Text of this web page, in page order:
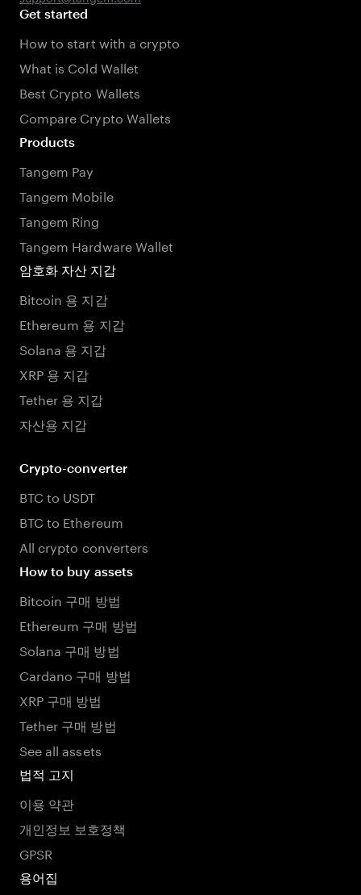
Get started
How to start with a crypto
What is Cold Wallet
Best Crypto Wallets
Compare Crypto Wallets
Products
Tangem Pay
Tangem Mobile
Tangem Ring
Tangem Hardware Wallet
암호화 자산 지갑
Bitcoin 용 지갑
Ethereum 용 지갑
Solana 용 지갑
XRP 용 지갑
Tether 용 지갑
자산용 지갑
Crypto-converter
BTC to USDT
BTC to Ethereum
All crypto converters
How to buy assets
Bitcoin 구매 방법
Ethereum 구매 방법
Solana 구매 방법
Cardano 구매 방법
XRP 구매 방법
Tether 구매 방법
See all assets
법적 고지
이용 약관
개인정보 보호정책
GPSR
용어집